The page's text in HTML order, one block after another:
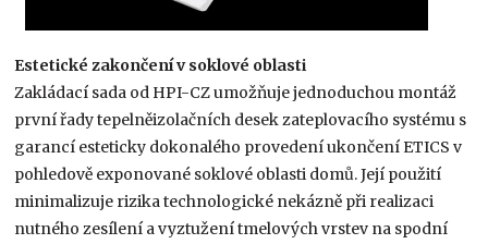
Estetické zakončení v soklové oblasti
Zakládací sada od HPI-CZ umožňuje jednoduchou montáž
první řady tepelněizolačních desek zateplovacího systému s
garancí esteticky dokonalého provedení ukončení ETICS v
pohledově exponované soklové oblasti domů. Její použití
minimalizuje rizika technologické nekázně při realizaci
nutného zesílení a vyztužení tmelových vrstev na spodní